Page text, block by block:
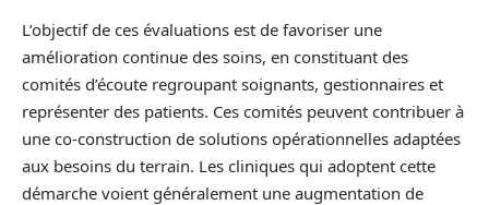
L’objectif de ces évaluations est de favoriser une
amélioration continue des soins, en constituant des
comités d’écoute regroupant soignants, gestionnaires et
représenter des patients. Ces comités peuvent contribuer à
une co-construction de solutions opérationnelles adaptées
aux besoins du terrain. Les cliniques qui adoptent cette
démarche voient généralement une augmentation de